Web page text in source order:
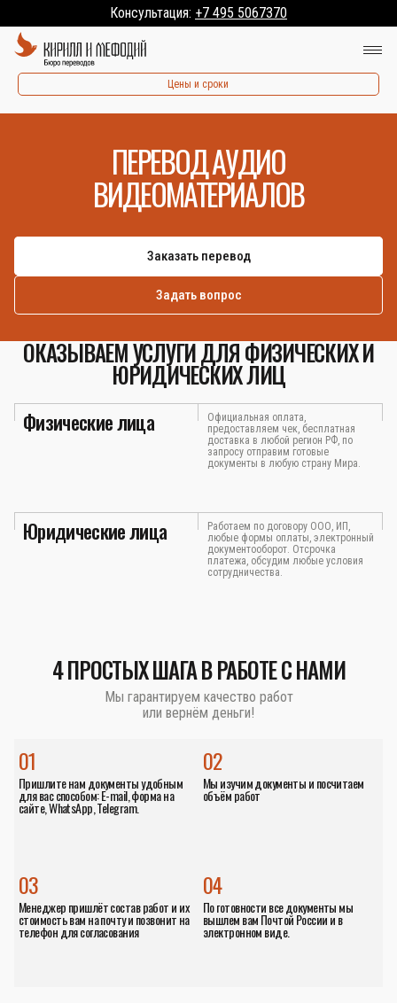
Консультация: +7 495 5067370
Цены и сроки
ПЕРЕВОД АУДИО
ВИДЕОМАТЕРИАЛОВ
Заказать перевод
Задать вопрос
ОКАЗЫВАЕМ УСЛУГИ ДЛЯ ФИЗИЧЕСКИХ И
ЮРИДИЧЕСКИХ ЛИЦ
Физические лица
Официальная оплата,
предоставляем чек, бесплатная
доставка в любой регион РФ, по
запросу отправим готовые
документы в любую страну Мира.
Юридические лица
Работаем по договору ООО, ИП,
любые формы оплаты, электронный
документооборот. Отсрочка
платежа, обсудим любые условия
сотрудничества.
4 ПРОСТЫХ ШАГА В РАБОТЕ С НАМИ
Мы гарантируем качество работ
или вернём деньги!
01
Пришлите нам документы удобным
для вас способом: E-mail, форма на
сайте, WhatsApp, Telegram.
02
Мы изучим документы и посчитаем
объём работ
04
По готовности все документы мы
вышлем вам Почтой России и в
электронном виде.
03
Менеджер пришлёт состав работ и их
стоимость вам на почту и позвонит на
телефон для согласования